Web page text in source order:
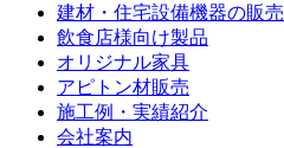
建材・住宅設備機器の販売
飲食店様向け製品
オリジナル家具
アピトン材販売
施工例・実績紹介
会社案内